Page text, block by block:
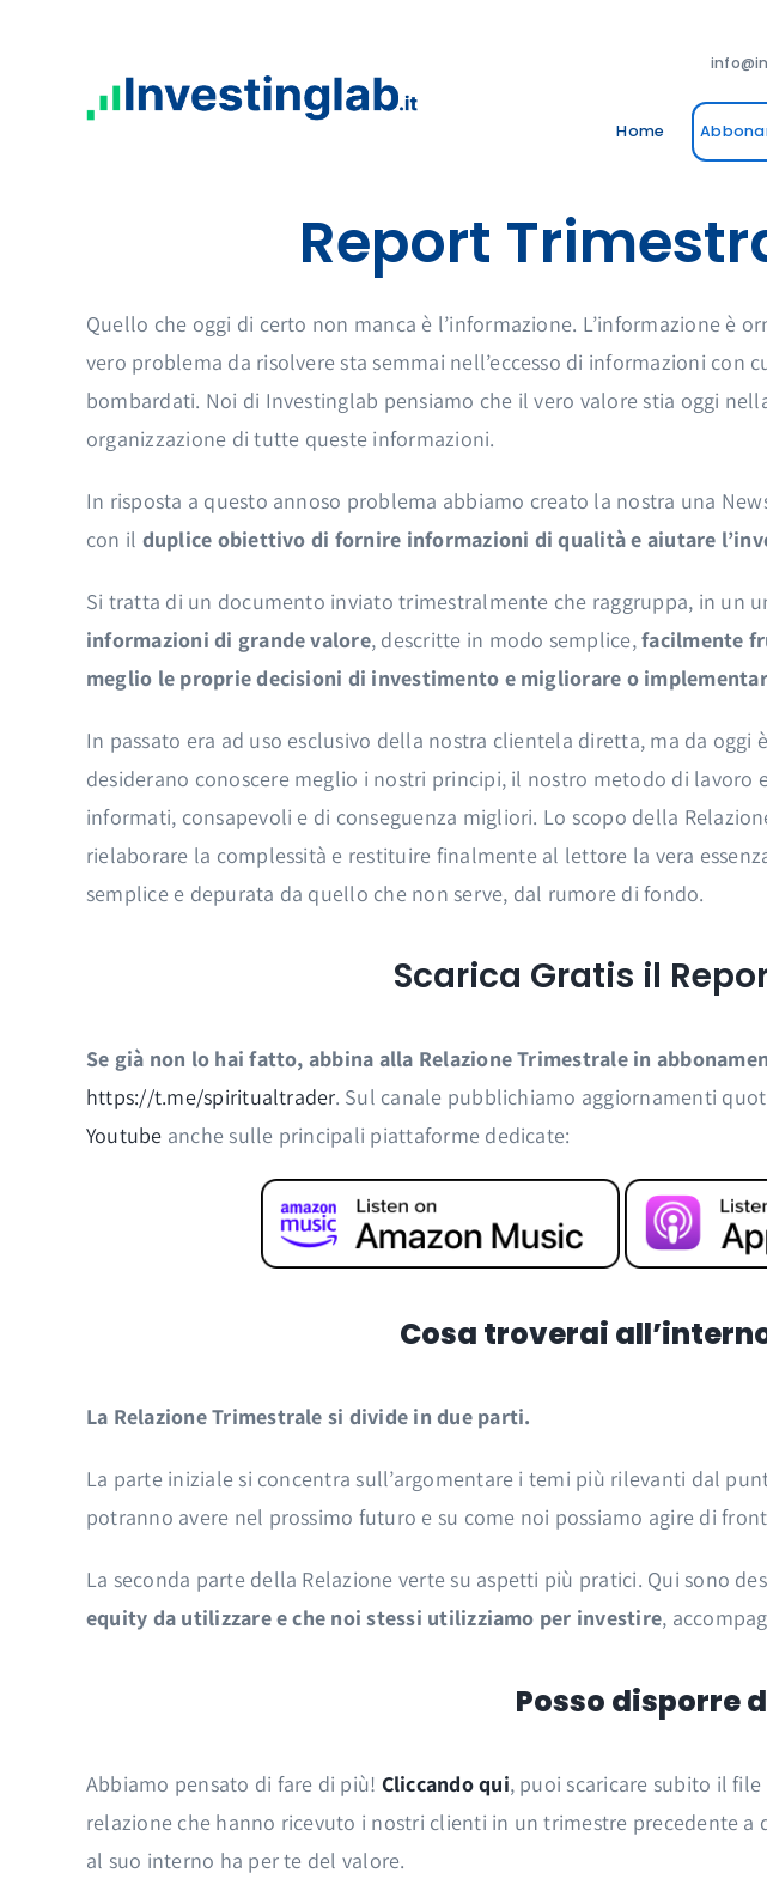
Home
Report
Quello che oggi di certo non manca è l’informazione. L’informazione è
vero problema da risolvere sta semmai nell’eccesso di informazioni con
bombardati. Noi di Investinglab pensiamo che il vero valore stia oggi
organizzazione di tutte queste informazioni.
In risposta a questo annoso problema abbiamo creato la nostra una
con il duplice obiettivo di fornire informazioni di qualità e aiutare
Si tratta di un documento inviato trimestralmente che raggruppa, in un
informazioni di grande valore, descritte in modo semplice,facilmente
meglio le proprie decisioni di investimento e migliorare o
In passato era ad uso esclusivo della nostra clientela diretta, ma da
desiderano conoscere meglio i nostri principi, il nostro metodo di lavoro
informati, consapevoli e di conseguenza migliori. Lo scopo della
rielaborare la complessità e restituire finalmente al lettore la vera
semplice e depurata da quello che non serve, dal rumore di fondo.
Scarica Gratis il
Se già non lo hai fatto, abbina alla Relazione Trimestrale in
https://t.me/spiritualtrader. Sul canale pubblichiamo aggiornamenti
Youtube anche sulle principali piattaforme dedicate:
Cosa troverai
La Relazione Trimestrale si divide in due parti.
La parte iniziale si concentra sull’argomentare i temi più rilevanti dal
potranno avere nel prossimo futuro e su come noi possiamo agire di
La seconda parte della Relazione verte su aspetti più pratici. Qui sono
equity da utilizzare e che noi stessi utilizziamo per investire,
Posso disporre
Abbiamo pensato di fare di più! Cliccando qui, puoi scaricare subito il
relazione che hanno ricevuto i nostri clienti in un trimestre precedente
al suo interno ha per te del valore.